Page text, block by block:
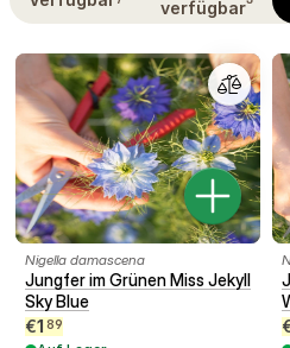
aufgeblasene Samenkapseln, die im
können sie den Garten bis zum Ende
verfügbar
Nigella damascena
Jungfer im Grünen Miss Jekyll
Sky Blue
€1 89